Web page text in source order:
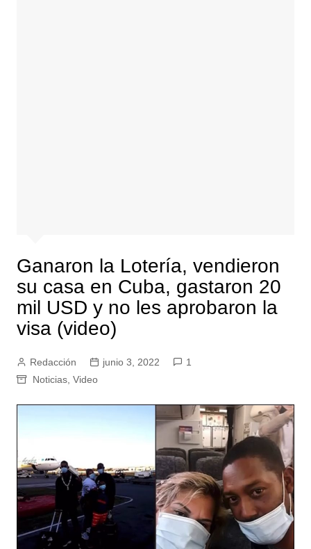
Ganaron la Lotería, vendieron
su casa en Cuba, gastaron 20
mil USD y no les aprobaron la
visa (video)
Redacción junio 3, 2022
1
Noticias, Video